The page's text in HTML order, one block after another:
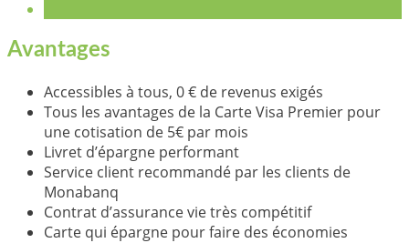
Avantages
Accessibles à tous, 0 € de revenus exigés
Tous les avantages de la Carte Visa Premier pour
une cotisation de 5€ par mois
Livret d’épargne performant
Service client recommandé par les clients de
Monabanq
Contrat d’assurance vie très compétitif
Carte qui épargne pour faire des économies